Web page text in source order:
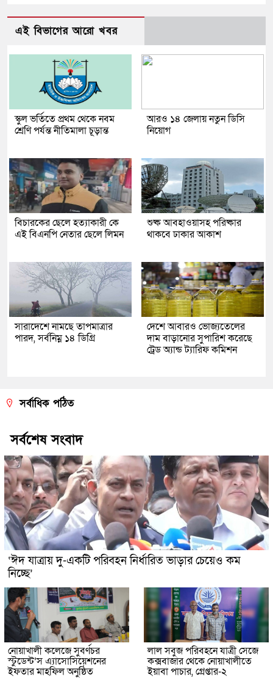
এই বিভাগের আরো খবর
স্কুল ভর্তিতে প্রথম থেকে নবম
শ্রেণি পর্যন্ত নীতিমালা চূড়ান্ত
আরও ১৪ জেলায় নতুন ডিসি
নিয়োগ
বিচারকের ছেলে হত্যাকারী কে
এই বিএনপি নেতার ছেলে লিমন
শুষ্ক আবহাওয়াসহ পরিষ্কার
থাকবে ঢাকার আকাশ
সারাদেশে নামছে তাপমাত্রার
পারদ, সর্বনিম্ন ১৪ ডিগ্রি
দেশে আবারও ভোজ্যতেলের
দাম বাড়ানোর সুপারিশ করেছে
ট্রেড অ্যান্ড ট্যারিফ কমিশন
সর্বাধিক পঠিত
সর্বশেষ সংবাদ
‘ঈদ যাত্রায় দু-একটি পরিবহন নির্ধারিত ভাড়ার চেয়েও কম
নিচ্ছে’
নোয়াখালী কলেজে সুবর্ণচর
স্টুডেন্ট’স এ্যাসোসিয়েশনের
ইফতার মাহফিল অনুষ্ঠিত
লাল সবুজ পরিবহনে যাত্রী সেজে
কক্সবাজার থেকে নোয়াখালীতে
ইয়াবা পাচার, গ্রেপ্তার-২